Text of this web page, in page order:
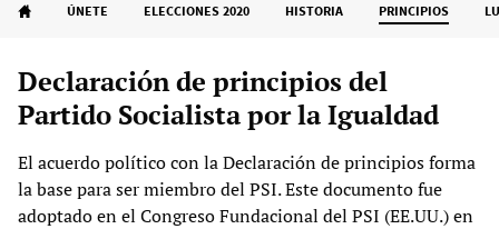
ÚNETE ELECCIONES 2020 HISTORIA PRINCIPIOS
Declaración de principios del
Partido Socialista por la Igualdad
El acuerdo político con la Declaración de principios forma
la base para ser miembro del PSI. Este documento fue
adoptado en el Congreso Fundacional del PSI (EE.UU.) en